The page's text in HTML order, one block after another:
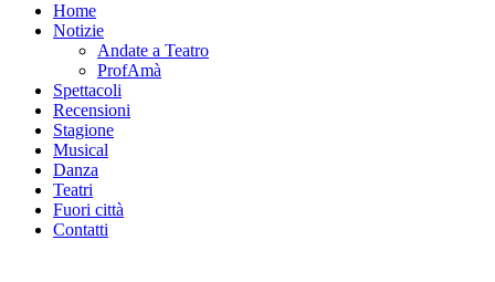
Home
Notizie
Andate a Teatro
ProfAmà
Spettacoli
Recensioni
Stagione
Musical
Danza
Teatri
Fuori città
Contatti